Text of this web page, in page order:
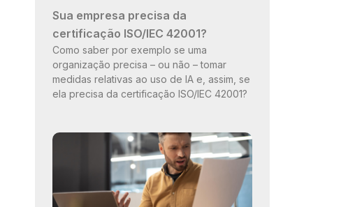
Sua empresa precisa da
certificação ISO/IEC 42001?
Como saber por exemplo se uma
organização precisa – ou não – tomar
medidas relativas ao uso de IA e, assim, se
ela precisa da certificação ISO/IEC 42001?